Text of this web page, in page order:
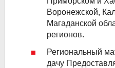
Воронежской,
Магаданской
регионов.
Региональный
дачу